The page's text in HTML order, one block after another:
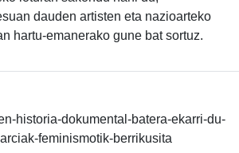
dauden artisten eta nazioarteko
hartu-emanerako gune bat sortuz.